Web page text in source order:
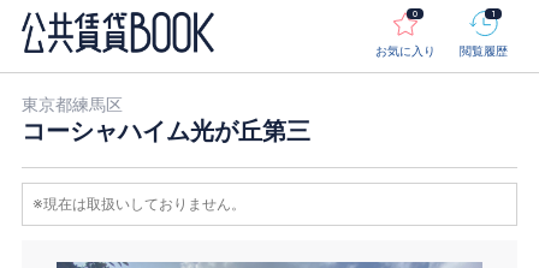
0
お気に入り
1
閲覧履歴
東京都練馬区
コーシャハイム光が丘第三
※現在は取扱いしておりません。